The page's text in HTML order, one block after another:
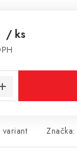
/ ks
variant Značka: